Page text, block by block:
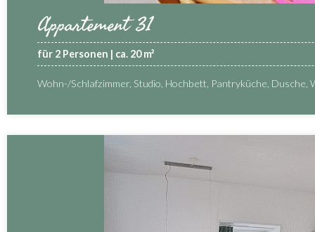
Appartement 31
für 2 Personen | ca. 20 m²
Wohn-/Schlafzimmer, Studio, Hochbett, Pantryküche, Dusche,